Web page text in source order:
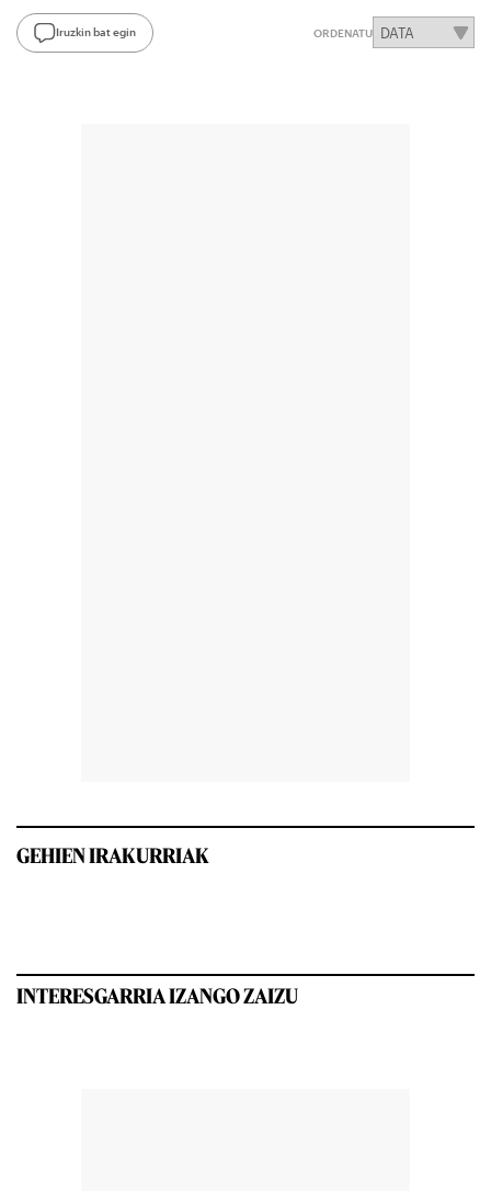
Iruzkin bat egin ORDENATU
GEHIEN IRAKURRIAK
INTERESGARRIA IZANGO ZAIZU